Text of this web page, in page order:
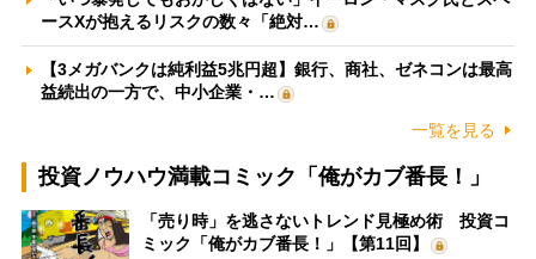
ースXが抱えるリスクの数々「絶対…
【3メガバンクは純利益5兆円超】銀行、商社、ゼネコンは最高
益続出の一方で、中小企業・…
一覧を見る
投資ノウハウ満載コミック「俺がカブ番長！」
「売り時」を逃さないトレンド見極め術 投資コ
ミック「俺がカブ番長！」【第11回】